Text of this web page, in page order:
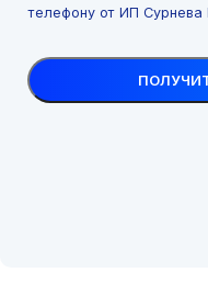
телефону от ИП Сурнева